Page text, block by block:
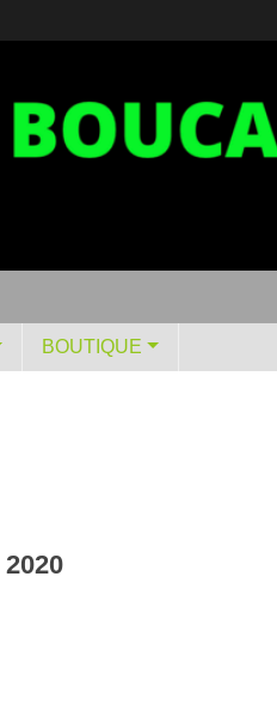
BOUTIQUE
2020